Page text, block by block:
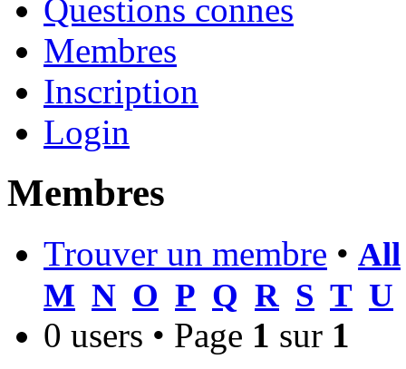
Questions connes
Membres
Inscription
Login
Membres
Trouver un membre • All
M N O P Q R S T U
0 users • Page 1 sur 1